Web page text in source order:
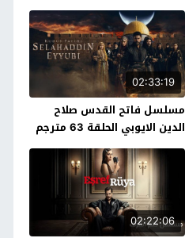
02:33:19
مسلسل فاتح القدس صلاح
الدين الايوبي الحلقة 63 مترجم
02:22:06